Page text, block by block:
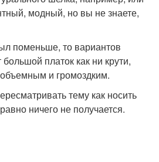
модный, но вы не знаете,
поменьше, то вариантов
платок как ни крути,
и громоздким.
тему как носить
ничего не получается.